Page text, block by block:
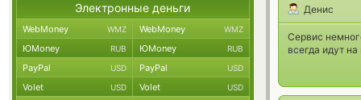
Денис
Сервис
всегда идут
Электронные деньги
WebMoney WMZ WebMoney WMZ
ЮMoney RUB ЮMoney RUB
PayPal USD PayPal USD
Volet USD Volet USD